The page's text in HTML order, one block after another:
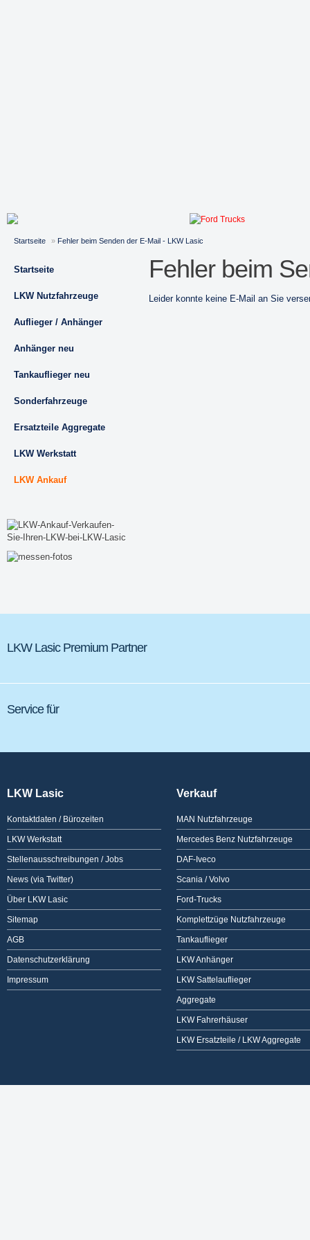
Startseite » Fehler beim Senden der E-Mail - LKW Lasic
Startseite
LKW Nutzfahrzeuge
Auflieger / Anhänger
Anhänger neu
Tankauflieger neu
Sonderfahrzeuge
Ersatzteile Aggregate
LKW Werkstatt
LKW Ankauf
Fehler beim
Leider konnte keine E-Mail an Sie
LKW Lasic Premium Partner
Service für
LKW Lasic
Kontaktdaten / Bürozeiten
LKW Werkstatt
Stellenausschreibungen / Jobs
News (via Twitter)
Über LKW Lasic
Sitemap
AGB
Datenschutzerklärung
Impressum
Verkauf
MAN Nutzfahrzeuge
Mercedes Benz Nutzfahrzeuge
DAF-Iveco
Scania / Volvo
Ford-Trucks
Komplettzüge Nutzfahrzeuge
Tankauflieger
LKW Anhänger
LKW Sattelauflieger
Aggregate
LKW Fahrerhäuser
LKW Ersatzteile / LKW Aggregate